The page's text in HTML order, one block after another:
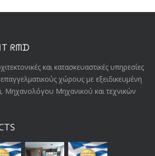
ᖇᗰᗪ
και κατασκευαστικές υπηρεσίες
επαγγελματικούς χώρους με εξειδικευμένη
Μηχανολόγου Μηχανικού και τεχνικών